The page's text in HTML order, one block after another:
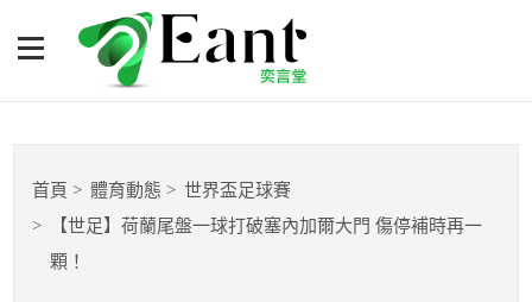
【世足】荷蘭尾盤一球打破
塞內加爾大門 傷停補時再一
籃球
棒球
首頁 體育動態
世界盃足球賽
【世足】荷蘭尾盤一球打破塞內加爾大門 傷停補時再一
顆！